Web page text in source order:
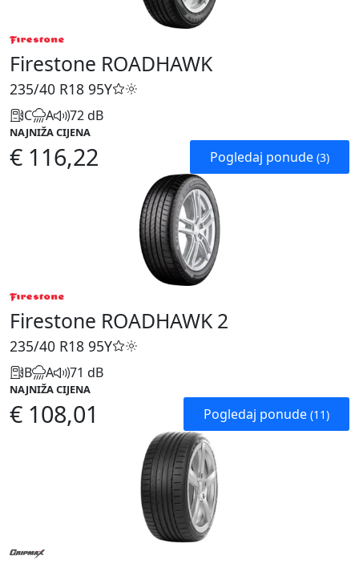
Firestone ROADHAWK
235/40 R18 95Y
C A 72 dB
NAJNIŽA CIJENA
€ 116,22 Pogledaj ponude (3)
Firestone ROADHAWK 2
235/40 R18 95Y
B A 71 dB
NAJNIŽA CIJENA
€ 108,01 Pogledaj ponude (11)